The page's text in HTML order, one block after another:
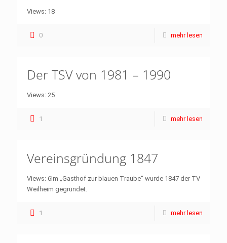
Views: 18
0 mehr lesen
Der TSV von 1981 – 1990
Views: 25
1 mehr lesen
Vereinsgründung 1847
Views: 6Im „Gasthof zur blauen Traube“ wurde 1847 der TV
Weilheim gegründet.
1 mehr lesen